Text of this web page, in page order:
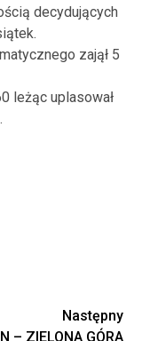
decydujących
zajął 5
leżąc uplasował
Następny
– ZIELONA GÓRA